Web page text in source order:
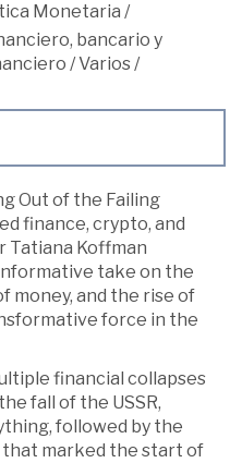
Monetaria /
bancario y
/Varios/
Out of the Failing
finance, crypto, and
Tatiana Koffman
take on the
money, and the rise of
force in the
financial collapses
fall of the USSR,
followed by the
marked the start of